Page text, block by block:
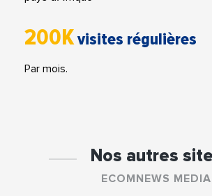
200Kvisites régulières
Par mois.
Nos autres
ECOMNEWS MEDIA